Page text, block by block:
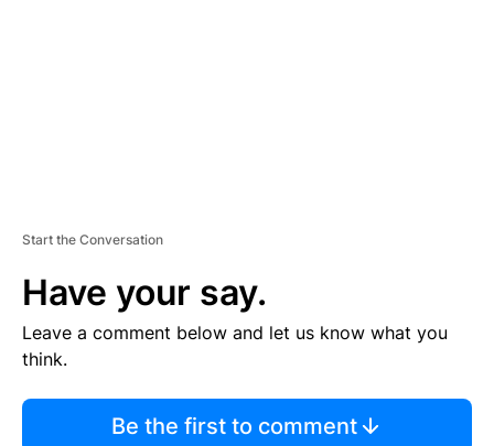
Start the Conversation
Have your say.
Leave a comment below and let us know what you
think.
Be the first to comment